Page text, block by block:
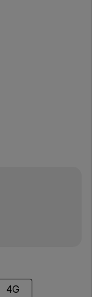
4G